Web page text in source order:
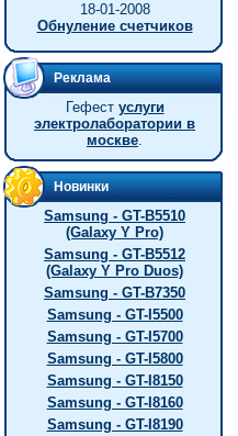
18-01-2008
Обнуление счетчиков
Реклама
Гефест услуги
электролаборатории в
москве.
Новинки
Samsung - GT-B5510
(Galaxy Y Pro)
Samsung - GT-B5512
(Galaxy Y Pro Duos)
Samsung - GT-B7350
Samsung - GT-I5500
Samsung - GT-I5700
Samsung - GT-I5800
Samsung - GT-I8150
Samsung - GT-I8160
Samsung - GT-I8190